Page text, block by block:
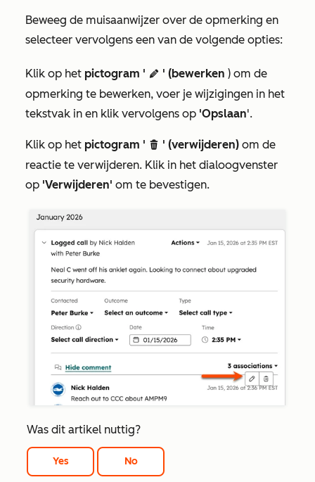
Beweeg de muisaanwijzer over de opmerking en
selecteer vervolgens een van de volgende opties:
Klik op het pictogram ' edit ' (bewerken ) om de
opmerking te bewerken, voer je wijzigingen in het
tekstvak in en klik vervolgens op 'Opslaan'.
Klik op het pictogram ' delete ' (verwijderen) om de
reactie te verwijderen. Klik in het dialoogvenster
op 'Verwijderen' om te bevestigen.
Was dit artikel nuttig?
Yes No